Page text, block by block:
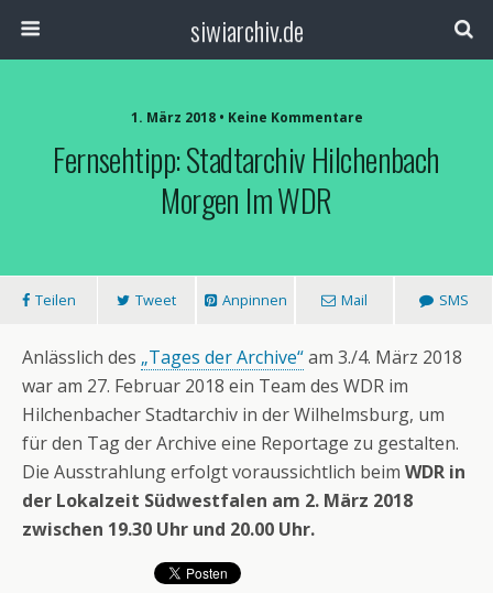
siwiarchiv.de
1. März 2018 • Keine Kommentare
Fernsehtipp: Stadtarchiv Hilchenbach
Morgen Im WDR
Teilen Tweet Anpinnen Mail SMS
Anlässlich des „Tages der Archive“am 3./4. März 2018
war am 27. Februar 2018 ein Team des WDR im
Hilchenbacher Stadtarchiv in der Wilhelmsburg, um
für den Tag der Archive eine Reportage zu gestalten.
Die Ausstrahlung erfolgt voraussichtlich beim WDR in
der Lokalzeit Südwestfalen am 2. März 2018
zwischen 19.30 Uhr und 20.00 Uhr.